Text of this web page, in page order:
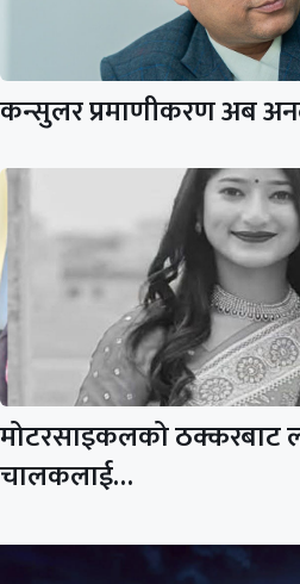
कन्सुलर प्रमाणीकरण अब
मोटरसाइकलको ठक्करबाट
चालकलाई…